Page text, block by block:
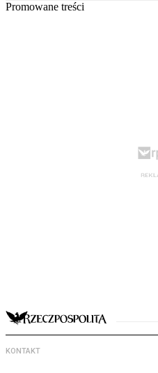
Promowane treści
KONTAKT